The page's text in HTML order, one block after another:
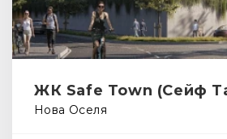
ЖК Safe Town (Сейф
Нова Оселя